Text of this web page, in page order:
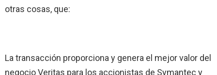
otras cosas, que:
La transacción proporciona y genera el mejor valor del
negocio Veritas para los accionistas de Symantec y